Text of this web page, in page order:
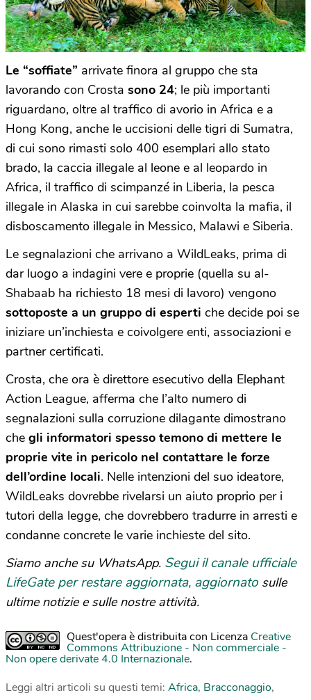
Le “soffiate” arrivate finora al gruppo che sta
lavorando con Crosta sono 24; le più importanti
riguardano, oltre al traffico di avorio in Africa e a
Hong Kong, anche le uccisioni delle tigri di Sumatra,
di cui sono rimasti solo 400 esemplari allo stato
brado, la caccia illegale al leone e al leopardo in
Africa, il traffico di scimpanzé in Liberia, la pesca
illegale in Alaska in cui sarebbe coinvolta la mafia, il
disboscamento illegale in Messico, Malawi e Siberia.
Le segnalazioni che arrivano a WildLeaks, prima di
dar luogo a indagini vere e proprie (quella su al-
Shabaab ha richiesto 18 mesi di lavoro) vengono
sottoposte a un gruppo di esperti che decide poi se
iniziare un’inchiesta e coivolgere enti, associazioni e
partner certificati.
Crosta, che ora è direttore esecutivo della Elephant
Action League, afferma che l’alto numero di
segnalazioni sulla corruzione dilagante dimostrano
che gli informatori spesso temono di mettere le
proprie vite in pericolo nel contattare le forze
dell’ordine locali. Nelle intenzioni del suo ideatore,
WildLeaks dovrebbe rivelarsi un aiuto proprio per i
tutori della legge, che dovrebbero tradurre in arresti e
condanne concrete le varie inchieste del sito.
Siamo anche su WhatsApp. Segui il canale ufficiale
LifeGate per restare aggiornata, aggiornato sulle
ultime notizie e sulle nostre attività.
Quest'opera è distribuita con Licenza Creative
Commons Attribuzione - Non commerciale -
Non opere derivate 4.0 Internazionale.
Leggi altri articoli su questi temi: Africa, Bracconaggio,